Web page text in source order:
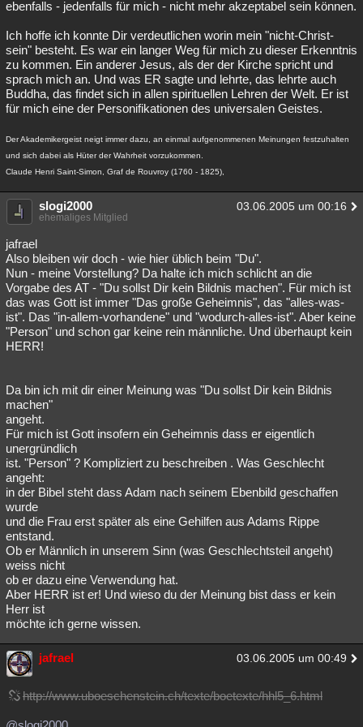
ebenfalls - jedenfalls für mich - nicht mehr akzeptabel sein können.
Ich hoffe ich konnte Dir verdeutlichen worin mein "nicht-Christ-
sein" besteht. Es war ein langer Weg für mich zu dieser Erkenntnis
zu kommen. Ein anderer Jesus, als der der Kirche spricht und
sprach mich an. Und was ER sagte und lehrte, das lehrte auch
Buddha, das findet sich in allen spirituellen Lehren der Welt. Er ist
für mich eine der Personifikationen des universalen Geistes.
Der Akademikergeist neigt immer dazu, an einmal aufgenommenen Meinungen festzuhalten
und sich dabei als Hüter der Wahrheit vorzukommen.
Claude Henri Saint-Simon, Graf de Rouvroy (1760 - 1825),
slogi2000 03.06.2005 um 00:16
ehemaliges Mitglied
jafrael
Also bleiben wir doch - wie hier üblich beim "Du".
Nun - meine Vorstellung? Da halte ich mich schlicht an die
Vorgabe des AT - "Du sollst Dir kein Bildnis machen". Für mich ist
das was Gott ist immer "Das große Geheimnis", das "alles-was-
ist". Das "in-allem-vorhandene" und "wodurch-alles-ist". Aber keine
"Person" und schon gar keine rein männliche. Und überhaupt kein
HERR!
Da bin ich mit dir einer Meinung was "Du sollst Dir kein Bildnis
machen"
angeht.
Für mich ist Gott insofern ein Geheimnis dass er eigentlich
unergründlich
ist. "Person" ? Kompliziert zu beschreiben . Was Geschlecht
angeht:
in der Bibel steht dass Adam nach seinem Ebenbild geschaffen
wurde
und die Frau erst später als eine Gehilfen aus Adams Rippe
entstand.
Ob er Männlich in unserem Sinn (was Geschlechtsteil angeht)
weiss nicht
ob er dazu eine Verwendung hat.
Aber HERR ist er! Und wieso du der Meinung bist dass er kein
Herr ist
möchte ich gerne wissen.
jafrael 03.06.2005 um 00:49
http://www.uboeschenstein.ch/texte/boetexte/hhl5_6.html